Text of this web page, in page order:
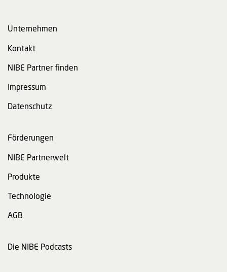
Unternehmen
Kontakt
NIBE Partner finden
Impressum
Datenschutz
Förderungen
NIBE Partnerwelt
Produkte
Technologie
AGB
Die NIBE Podcasts